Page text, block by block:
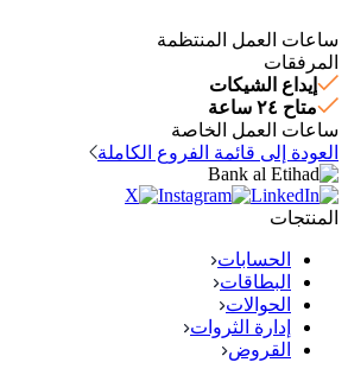
ساعات العمل المنتظمة
المرفقات
إيداع الشيكات
متاح ٢٤ ساعة
ساعات العمل الخاصة
العودة إلى قائمة الفروع الكاملة
المنتجات
الحسابات
البطاقات
الحوالات
إدارة الثروات
القروض